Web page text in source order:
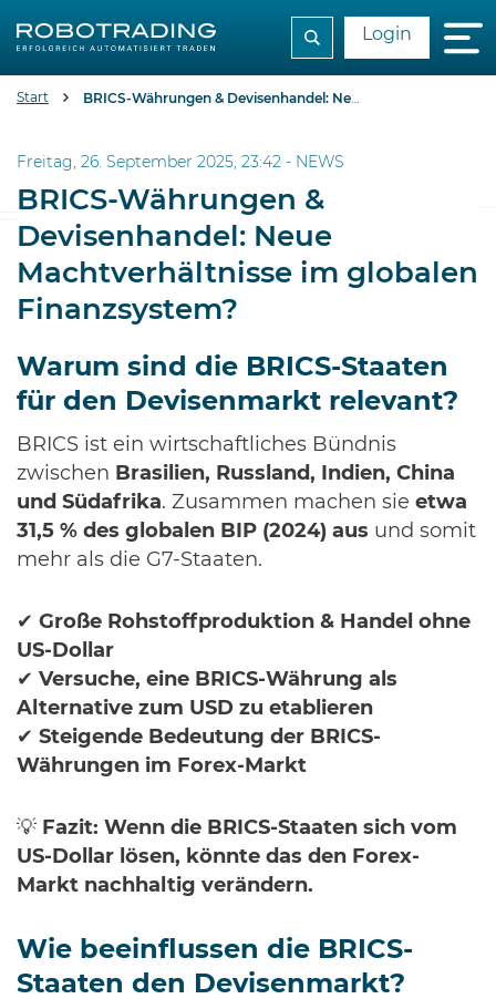
Login
Start BRICS-Währungen & Devisenhandel: Neue Machtverhältnisse im globalen Finanzsystem?
Freitag, 26. September 2025, 23:42 - NEWS
BRICS-Währungen &
Devisenhandel: Neue
Machtverhältnisse im globalen
Finanzsystem?
Warum sind die BRICS-Staaten
für den Devisenmarkt relevant?
BRICS ist ein wirtschaftliches Bündnis
zwischen Brasilien, Russland, Indien, China
und Südafrika. Zusammen machen sie etwa
31,5 % des globalen BIP (2024) aus und somit
mehr als die G7-Staaten.
✔ Große Rohstoffproduktion & Handel ohne
US-Dollar
✔ Versuche, eine BRICS-Währung als
Alternative zum USD zu etablieren
✔ Steigende Bedeutung der BRICS-
Währungen im Forex-Markt
💡 Fazit: Wenn die BRICS-Staaten sich vom
US-Dollar lösen, könnte das den Forex-
Markt nachhaltig verändern.
Wie beeinflussen die BRICS-
Staaten den Devisenmarkt?